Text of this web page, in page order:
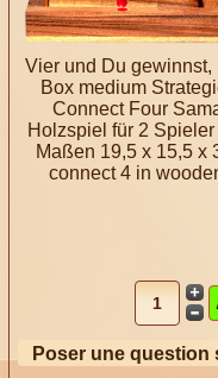
Vier und Du gewinnst,
Box medium
Connect Four
Holzspiel für 2 Spieler
Maßen 19,5 x 15,5 x
connect 4 in
Poser une question